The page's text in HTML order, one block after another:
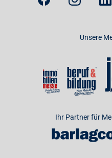
Unsere
Ihr Partner für